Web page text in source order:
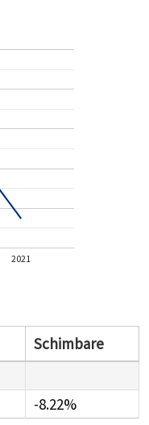
2021
Schimbare
-8.22%